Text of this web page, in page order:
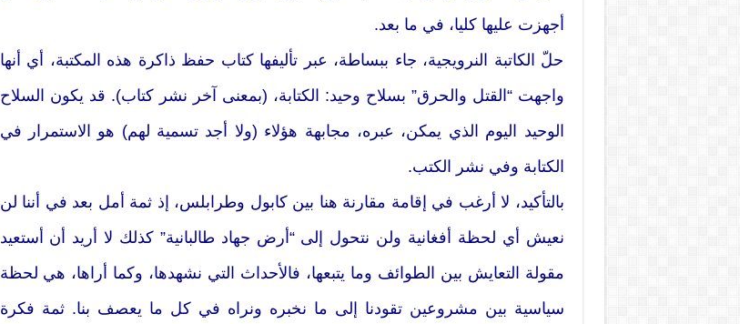
أجهزت عليها كليا، في ما بعد.
حلّ الكاتبة النرويجية، جاء ببساطة، عبر تأليفها كتاب حفظ ذاكرة هذه المكتبة، أي أنها
واجهت “القتل والحرق” بسلاح وحيد: الكتابة، (بمعنى آخر نشر كتاب). قد يكون السلاح
الوحيد اليوم الذي يمكن، عبره، مجابهة هؤلاء (ولا أجد تسمية لهم) هو الاستمرار في
الكتابة وفي نشر الكتب.
بالتأكيد، لا أرغب في إقامة مقارنة هنا بين كابول وطرابلس، إذ ثمة أمل بعد في أننا لن
نعيش أي لحظة أفغانية ولن نتحول إلى “أرض جهاد طالبانية” كذلك لا أريد أن أستعيد
مقولة التعايش بين الطوائف وما يتبعها، فالأحداث التي نشهدها، وكما أراها، هي لحظة
سياسية بين مشروعين تقودنا إلى ما نخبره ونراه في كل ما يعصف بنا. ثمة فكرة